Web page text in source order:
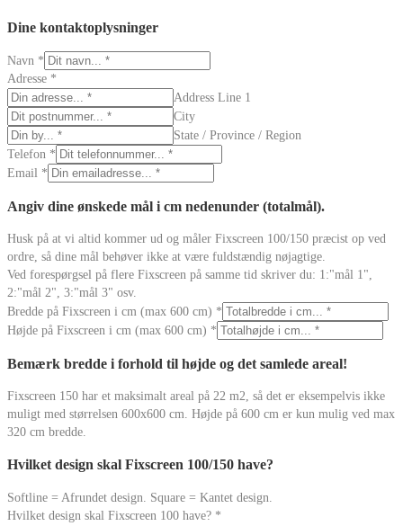
Dine kontaktoplysninger
Navn *
Adresse *
Address Line 1
City
State / Province / Region
Telefon *
Email *
Angiv dine ønskede mål i cm nedenunder (totalmål).
Husk på at vi altid kommer ud og måler Fixscreen 100/150 præcist op ved
ordre, så dine mål behøver ikke at være fuldstændig nøjagtige.
Ved forespørgsel på flere Fixscreen på samme tid skriver du: 1:"mål 1",
2:"mål 2", 3:"mål 3" osv.
Bredde på Fixscreen i cm (max 600 cm) *
Højde på Fixscreen i cm (max 600 cm) *
Bemærk bredde i forhold til højde og det samlede areal!
Fixscreen 150 har et maksimalt areal på 22 m2, så det er eksempelvis ikke
muligt med størrelsen 600x600 cm. Højde på 600 cm er kun mulig ved max
320 cm bredde.
Hvilket design skal Fixscreen 100/150 have?
Softline = Afrundet design. Square = Kantet design.
Hvilket design skal Fixscreen 100 have? *